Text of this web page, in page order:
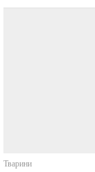
Тварини